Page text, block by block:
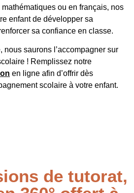
ou en français, nos
enfant de développer sa
sa confiance en classe.
nous saurons l’accompagner sur
! Remplissez notre
en ligne afin d’offrir dès
scolaire à votre enfant.
de tutorat,